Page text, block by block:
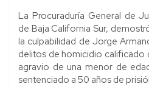
La Procuraduría General de
de Baja California Sur,
la culpabilidad de Jorge
delitos de homicidio calificado
agravio de una menor de
sentenciado a 50 años de